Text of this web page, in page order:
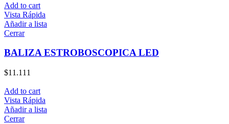
Add to cart
Vista Rápida
Añadir a lista
Cerrar
BALIZA ESTROBOSCOPICA LED
$11.111
Add to cart
Vista Rápida
Añadir a lista
Cerrar